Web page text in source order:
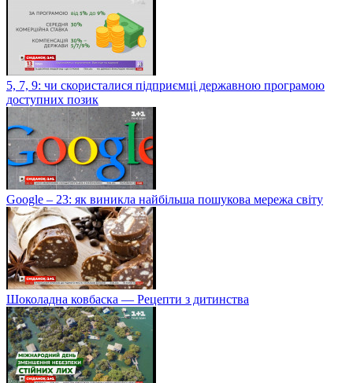
5, 7, 9: чи скористалися підприємці державною програмою
доступних позик
Google – 23: як виникла найбільша пошукова мережа світу
Шоколадна ковбаска — Рецепти з дитинства